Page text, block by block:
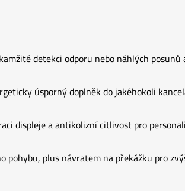
detekci odporu nebo náhlých
úsporný doplněk do jakéhokoli
displeje a antikolizní citlivost pro
plus návratem na překážku pro